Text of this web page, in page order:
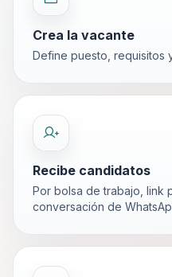
Crea la vacante
Define puesto, requisitos
Recibe candidatos
Por bolsa de trabajo, link
conversación de